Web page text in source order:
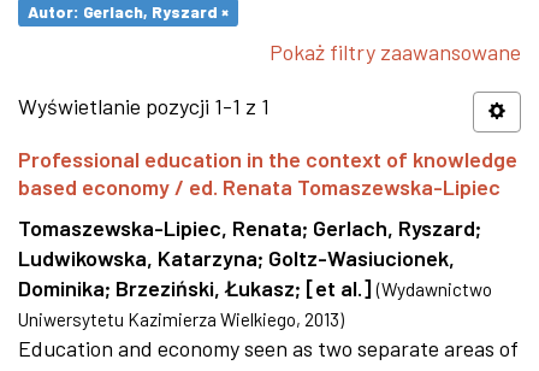
Autor: Gerlach, Ryszard ×
Pokaż filtry zaawansowane
Wyświetlanie pozycji 1-1 z 1
Professional education in the context of knowledge
based economy / ed. Renata Tomaszewska-Lipiec
Tomaszewska-Lipiec, Renata; Gerlach, Ryszard;
Ludwikowska, Katarzyna; Goltz-Wasiucionek,
Dominika; Brzeziński, Łukasz; [et al.] (Wydawnictwo
Uniwersytetu Kazimierza Wielkiego, 2013)
Education and economy seen as two separate areas of